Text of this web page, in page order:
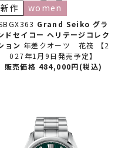
Grand Seiko グラ
ドセイコー ヘリテージコレク
ョン 年差クオーツ 花筏 【2
027年1月9日発売予定】
新作 women
販売価格 484,000円(税込)